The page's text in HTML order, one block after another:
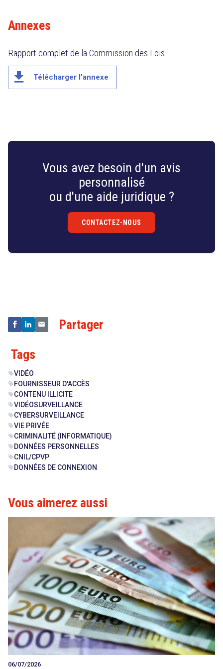
Annexes
Rapport complet de la Commission des Lois
file_download Télécharger l'annexe
Vous avez besoin d'un avis
personnalisé
ou d'une aide juridique ?
CONTACTEZ-NOUS
Partager
Tags
sellVIDÉO
sell FOURNISSEUR D'ACCÈS
sellCONTENU ILLICITE
sellVIDÉOSURVEILLANCE
sellCYBERSURVEILLANCE
sellVIE PRIVÉE
sellCRIMINALITÉ (INFORMATIQUE)
sell DONNÉES PERSONNELLES
sellCNIL/CPVP
sell DONNÉES DE CONNEXION
Vous aimerez aussi
06/07/2026